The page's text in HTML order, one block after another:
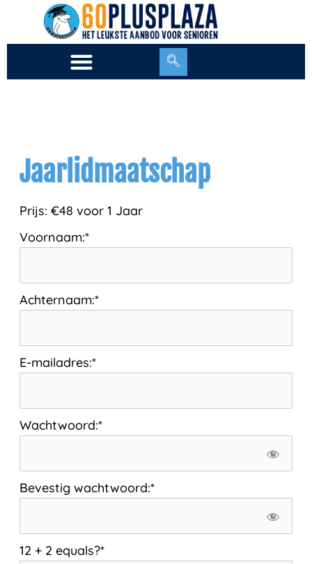
de
Jaarlidmaatschap
Prijs: €48 voor 1 Jaar
Voornaam:*
Achternaam:*
E-mailadres:*
Wachtwoord:*
Bevestig wachtwoord:*
12 + 2 equals?*